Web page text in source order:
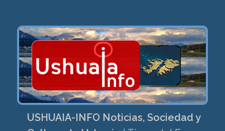
USHUAIA-INFO Noticias, Sociedad y